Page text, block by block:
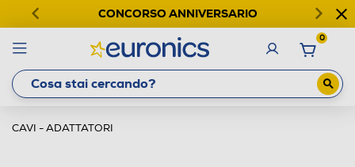
CONCORSO ANNIVERSARIO
0
CAVI - ADATTATORI